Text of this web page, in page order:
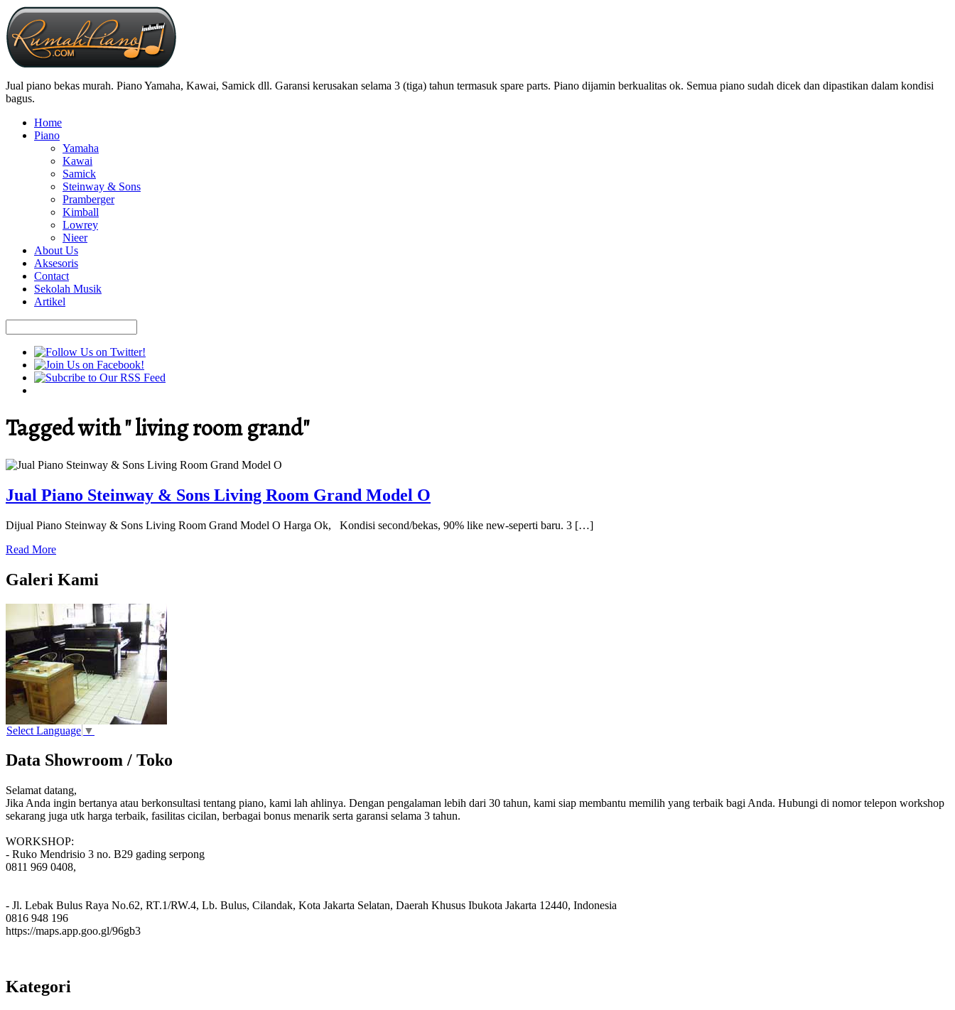
Jual piano bekas murah. Piano Yamaha, Kawai, Samick dll. Garansi kerusakan selama 3 (tiga) tahun termasuk spare parts. Piano dijamin berkualitas ok. Semua piano sudah dicek dan dipastikan dalam kondisi
bagus.
Home
Piano
Yamaha
Kawai
Samick
Steinway & Sons
Pramberger
Kimball
Lowrey
Nieer
About Us
Aksesoris
Contact
Sekolah Musik
Artikel
Tagged with " living room grand"
Jual Piano Steinway & Sons Living Room Grand Model O
Dijual Piano Steinway & Sons Living Room Grand Model O Harga Ok, Kondisi second/bekas, 90% like new-seperti baru. 3 […]
Read More
Galeri Kami
Select Language ▼
Data Showroom / Toko
Selamat datang,
Jika Anda ingin bertanya atau berkonsultasi tentang piano, kami lah ahlinya. Dengan pengalaman lebih dari 30 tahun, kami siap membantu memilih yang terbaik bagi Anda. Hubungi di nomor telepon workshop
sekarang juga utk harga terbaik, fasilitas cicilan, berbagai bonus menarik serta garansi selama 3 tahun.
WORKSHOP:
- Ruko Mendrisio 3 no. B29 gading serpong
0811 969 0408,
- Jl. Lebak Bulus Raya No.62, RT.1/RW.4, Lb. Bulus, Cilandak, Kota Jakarta Selatan, Daerah Khusus Ibukota Jakarta 12440, Indonesia
0816 948 196
https://maps.app.goo.gl/96gb3
Kategori